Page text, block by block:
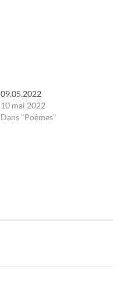
09.05.2022
10 mai 2022
Dans "Poèmes"